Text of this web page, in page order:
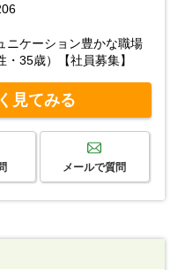
ニケーション豊かな職場
35歳）【社員募集】
見てみる
メールで質問